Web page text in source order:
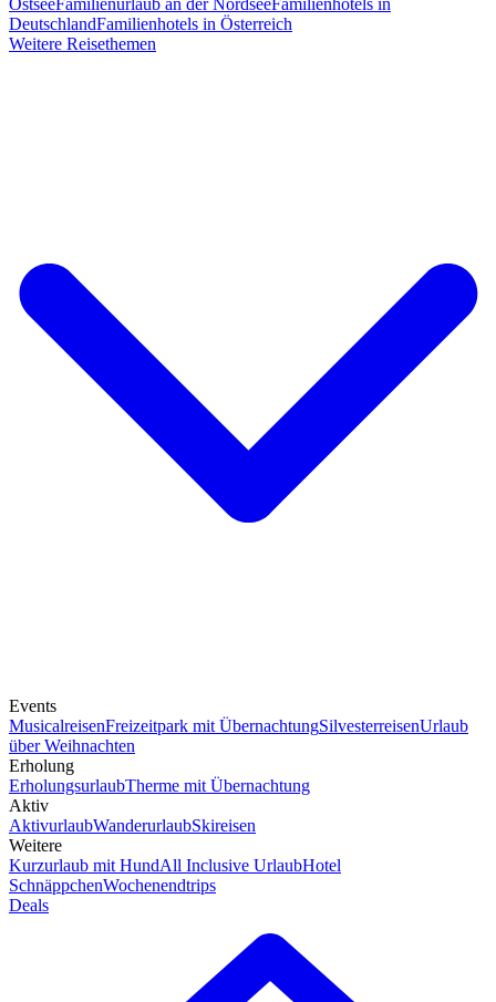
DeutschlandFamilienhotels in Österreich
Weitere Reisethemen
Events
MusicalreisenFreizeitpark mit ÜbernachtungSilvesterreisenUrlaub
über Weihnachten
Erholung
ErholungsurlaubTherme mit Übernachtung
Aktiv
AktivurlaubWanderurlaubSkireisen
Weitere
Kurzurlaub mit HundAll Inclusive UrlaubHotel
SchnäppchenWochenendtrips
Deals